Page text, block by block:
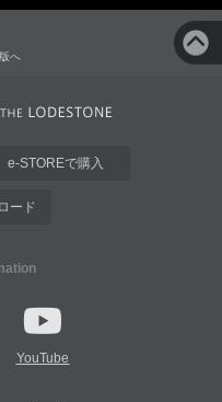
へ
e-STOREで購入
ード
YouTube